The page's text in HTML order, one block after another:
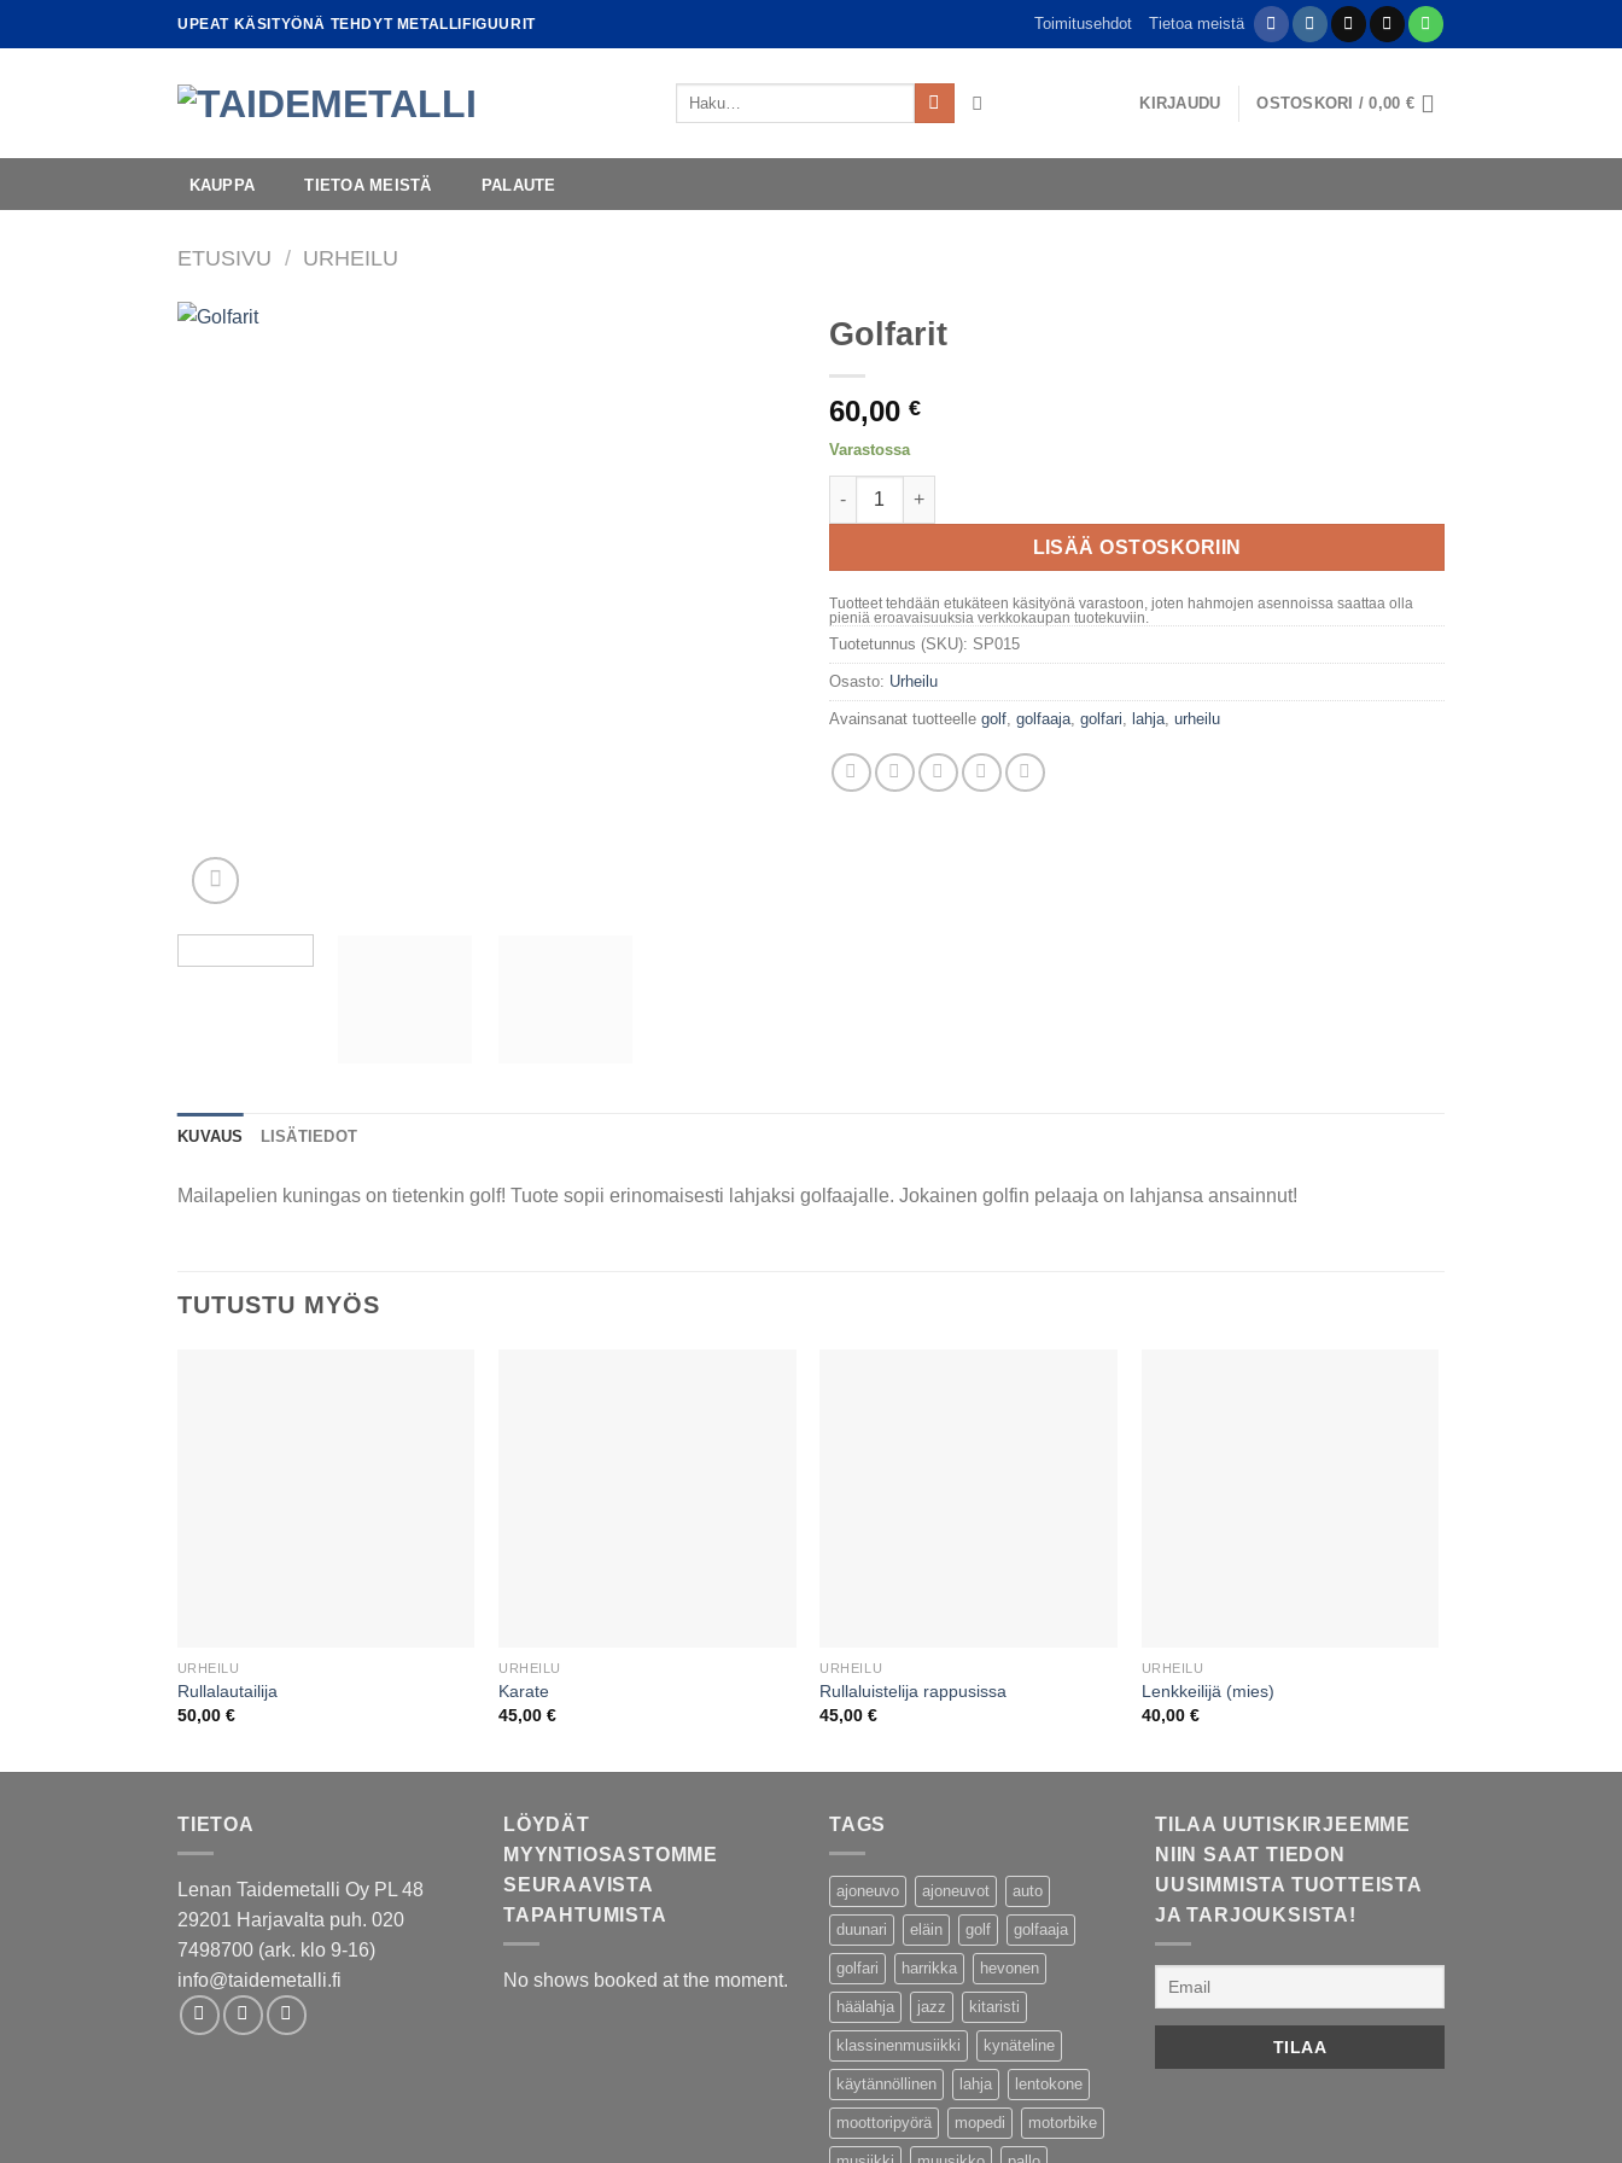
to
UPEAT KÄSITYÖNÄ TEHDYT METALLIFIGUURIT Toimitusehdot Tietoa meistä
Etsi:
KIRJAUDU OSTOSKORI /0,00 €
KAUPPA TIETOA MEISTÄ PALAUTE
ETUSIVU / URHEILU
Golfarit
60,00 €
Varastossa
Golfarit määrä
LISÄÄ OSTOSKORIIN
Tuotteet tehdään etukäteen käsityönä varastoon, joten hahmojen asennoissa saattaa olla
pieniä eroavaisuuksia verkkokaupan tuotekuviin.
Tuotetunnus (SKU): SP015
Osasto: Urheilu
Avainsanat tuotteelle golf golfaaja golfari lahja urheilu
KUVAUS LISÄTIEDOT
Mailapelien kuningas on tietenkin golf! Tuote sopii erinomaisesti lahjaksi golfaajalle. Jokainen golfin pelaaja on lahjansa ansainnut!
TUTUSTU MYÖS
URHEILU
Rullalautailija
50,00 €
URHEILU
Karate
45,00€
URHEILU
Rullaluistelija rappusissa
45,00€
URHEILU
Lenkkeilijä (mies)
40,00 €
TIETOA
Lenan Taidemetalli Oy PL 48
29201 Harjavalta puh. 020
7498700 (ark. klo 9-16)
info@taidemetalli.fi
LÖYDÄT
MYYNTIOSASTOMME
SEURAAVISTA
TAPAHTUMISTA
No shows booked at the moment.
TAGS
ajoneuvo ajoneuvot auto
duunari eläin golf golfaaja
golfari harrikka hevonen
häälahja jazz kitaristi
klassinenmusiikki kynäteline
käytännöllinen lahja lentokone
moottoripyörä mopedi motorbike
TILAA UUTISKIRJEEMME
NIIN SAAT TIEDON
UUSIMMISTA TUOTTEISTA
JA TARJOUKSISTA!